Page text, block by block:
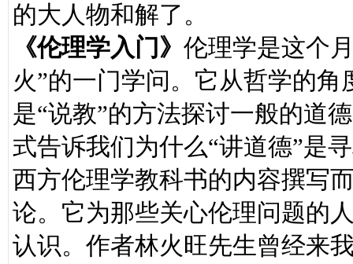
的大人物和解了。
《伦理学入门》 伦理学是这个
火”的一门学问。它从哲学的
是“说教”的方法探讨一般的道
式告诉我们为什么“讲道德”是
西方伦理学教科书的内容撰写
论。它为那些关心伦理问题的
认识。作者林火旺先生曾经来